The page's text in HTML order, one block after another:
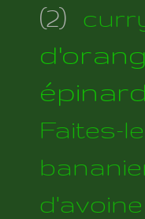
(2)
Faites-
d'avoine